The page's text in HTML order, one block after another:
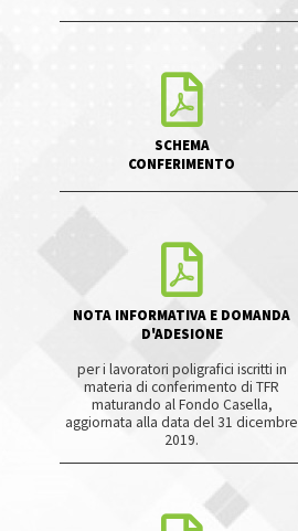
SCHEMA
CONFERIMENTO
NOTA INFORMATIVA E DOMANDA
D'ADESIONE
per i lavoratori poligrafici iscritti in
materia di conferimento di TFR
maturando al Fondo Casella,
aggiornata alla data del 31 dicembre
2019.